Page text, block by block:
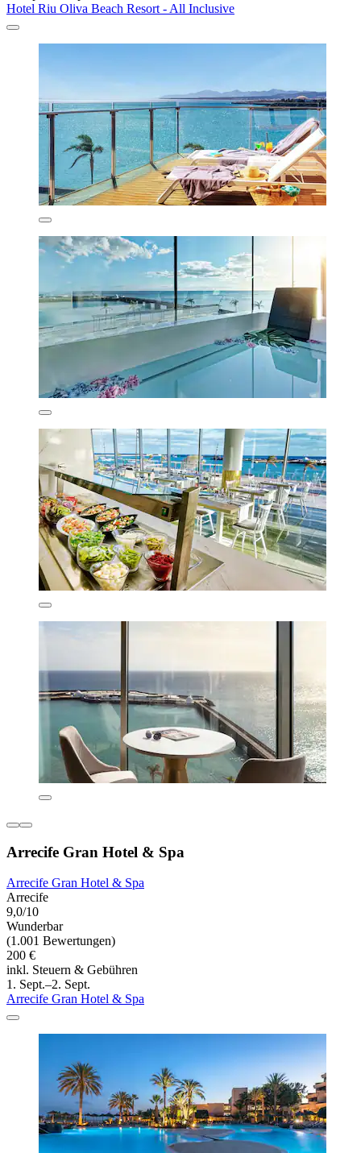
Hotel Riu Oliva Beach Resort - All Inclusive
Arrecife Gran Hotel & Spa
Arrecife Gran Hotel & Spa
Arrecife
9,0/10
Wunderbar
(1.001 Bewertungen)
200 €
inkl. Steuern & Gebühren
1. Sept.–2. Sept.
Arrecife Gran Hotel & Spa